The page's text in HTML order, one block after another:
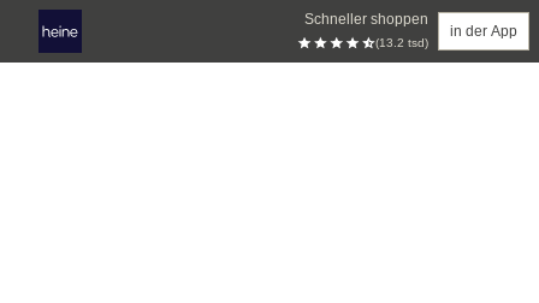
Schneller shoppen
(13.2 tsd)
in der App